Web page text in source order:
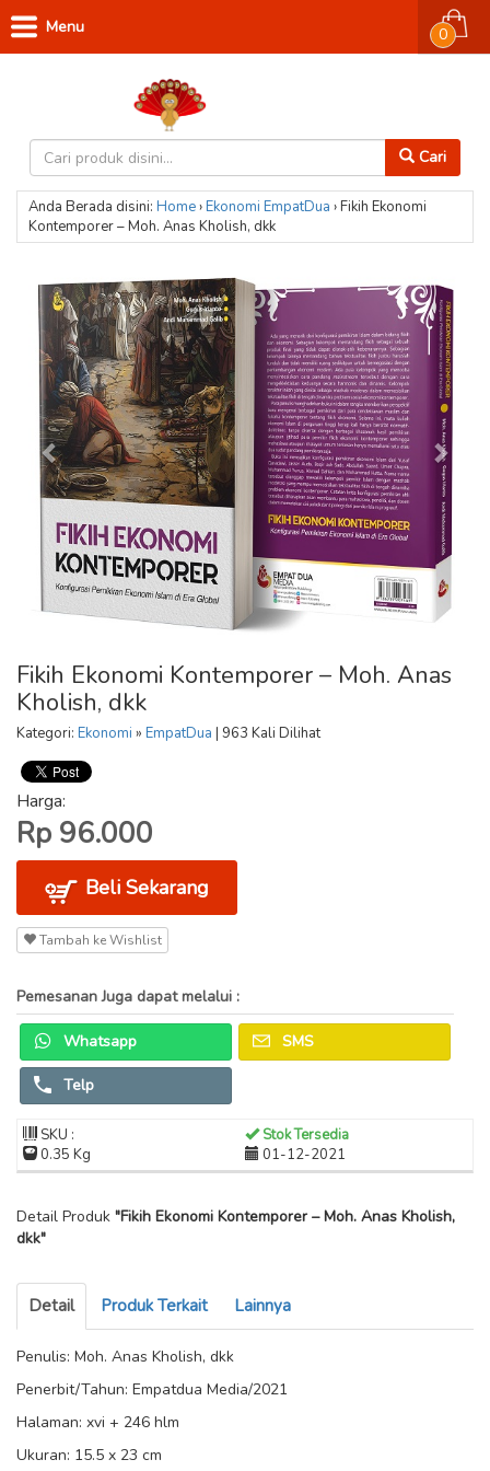
Cari
0
Menu
Anda Berada disini: Home›Ekonomi EmpatDua ›Fikih Ekonomi
Kontemporer – Moh. Anas Kholish, dkk
Fikih Ekonomi Kontemporer – Moh. Anas
Kholish, dkk
Kategori: Ekonomi » EmpatDua | 963 Kali Dilihat
Harga:
Rp 96.000
Beli Sekarang
Tambah ke Wishlist
Pemesanan Juga dapat melalui :
Whatsapp SMS
Telp
SKU :
Stok Tersedia
0.35 Kg
01-12-2021
Detail Produk "Fikih Ekonomi Kontemporer – Moh. Anas Kholish,
dkk"
Detail Produk Terkait Lainnya
Penulis: Moh. Anas Kholish, dkk
Penerbit/Tahun: Empatdua Media/2021
Halaman: xvi + 246 hlm
Ukuran: 15.5 x 23 cm